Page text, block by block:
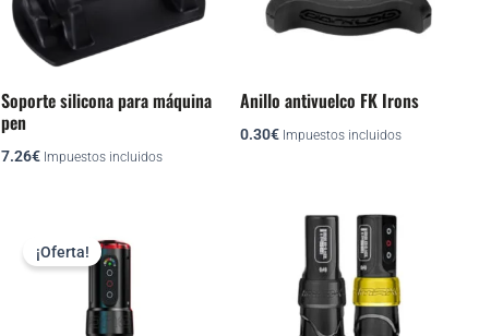
Soporte silicona para máquina
pen
7.26€ Impuestos incluidos
Anillo antivuelco FK Irons
0.30€ Impuestos incluidos
¡Oferta!
precio
original
713.84€.
precio
actual
508.19€.
producto
múltiples
Rango
de
precios:
desde
963.15€
hasta
Este
producto
tiene
múltiples